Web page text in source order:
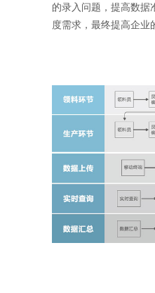
的录入问题，提高数据
度需求，最终提高企业